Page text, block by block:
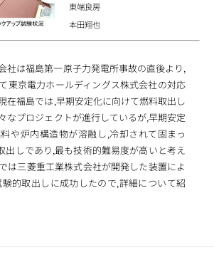
東端良房
本田翔也
社は福島第一原子力発電所事故の直後より,
東京電力ホールディングス株式会社の対応
在福島では,早期安定化に向けて燃料取出し
なプロジェクトが進行しているが,早期安定
や炉内構造物が溶融し,冷却されて固まっ
出しであり,最も技術的難易度が高いと考え
は三菱重工業株式会社が開発した装置によ
的取出しに成功したので,詳細について紹